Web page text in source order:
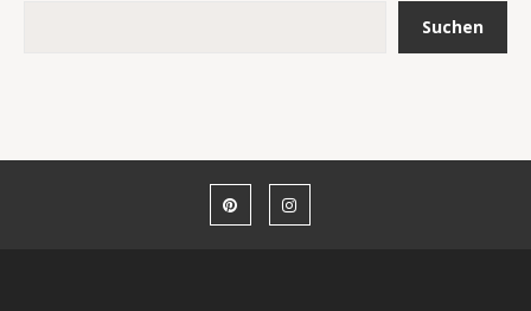
Suchen